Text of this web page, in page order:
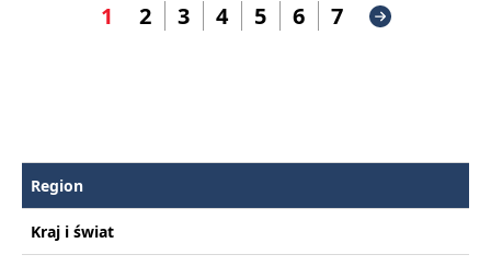
1 2 3 4 5 6 7
Region
Kraj i świat